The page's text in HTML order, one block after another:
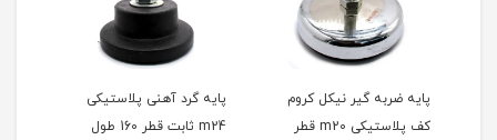
پایه ضربه گیر نیکل کروم
کف پلاستیکی m20 قطر
پایه گرد آهنی پلاستیکی
m24 ثابت قطر 160 طول